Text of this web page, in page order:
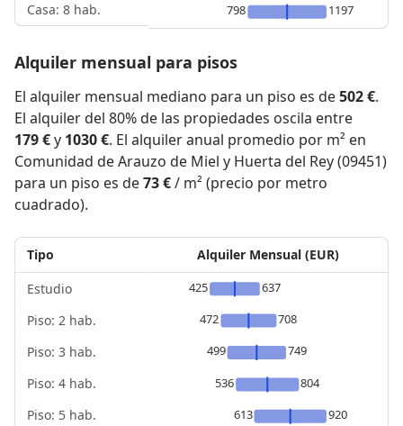
Casa: 8 hab.
798
1197
Alquiler mensual para pisos
El alquiler mensual mediano para un piso es de502 €.
El alquiler del 80% de las propiedades oscila entre
179 €y 1030 €. El alquiler anual promedio por m² en
Comunidad de Arauzo de Miel y Huerta del Rey (09451)
para un piso es de73 €/ m² (precio por metro
cuadrado).
Tipo
Estudio
Piso: 2 hab.
Piso: 3 hab.
Piso: 4 hab.
Piso: 5 hab.
Alquiler Mensual (EUR)
425
637
472
708
499
749
536
804
613
920